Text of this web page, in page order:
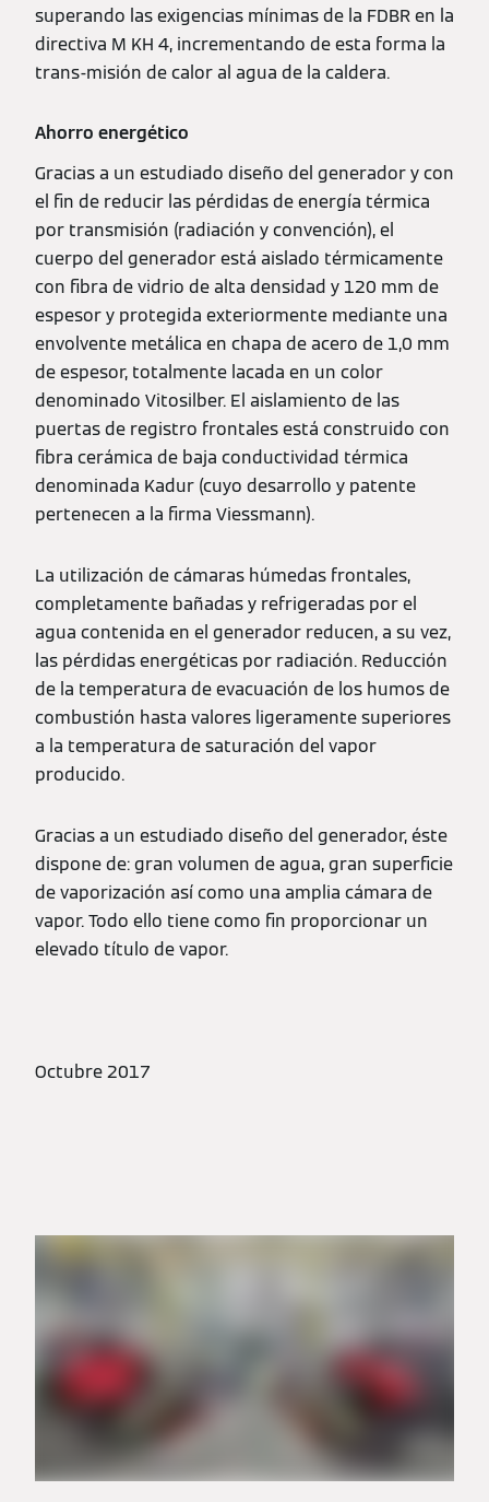
superando las exigencias mínimas de la FDBR en la
directiva M KH 4, incrementando de esta forma la
trans-misión de calor al agua de la caldera.
Ahorro energético
Gracias a un estudiado diseño del generador y con
el fin de reducir las pérdidas de energía térmica
por transmisión (radiación y convención), el
cuerpo del generador está aislado térmicamente
con fibra de vidrio de alta densidad y 120 mm de
espesor y protegida exteriormente mediante una
envolvente metálica en chapa de acero de 1,0 mm
de espesor, totalmente lacada en un color
denominado Vitosilber. El aislamiento de las
puertas de registro frontales está construido con
fibra cerámica de baja conductividad térmica
denominada Kadur (cuyo desarrollo y patente
pertenecen a la firma Viessmann).
La utilización de cámaras húmedas frontales,
completamente bañadas y refrigeradas por el
agua contenida en el generador reducen, a su vez,
las pérdidas energéticas por radiación. Reducción
de la temperatura de evacuación de los humos de
combustión hasta valores ligeramente superiores
a la temperatura de saturación del vapor
producido.
Gracias a un estudiado diseño del generador, éste
dispone de: gran volumen de agua, gran superficie
de vaporización así como una amplia cámara de
vapor. Todo ello tiene como fin proporcionar un
elevado título de vapor.
Octubre 2017